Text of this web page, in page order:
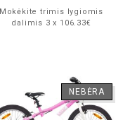
Mokėkite trimis lygiomis
dalimis 3 x 106.33€
NEBĖRA